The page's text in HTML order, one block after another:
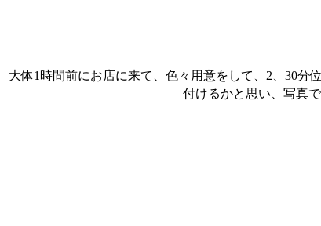
大体1時間前にお店に来て、色々用意をして、2、30分
付けるかと思い、写真